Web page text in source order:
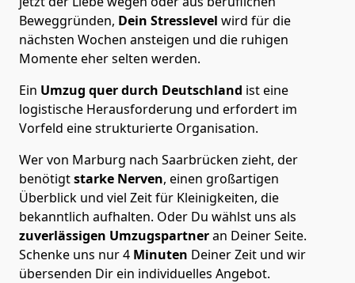
Beweggründen, Dein Stresslevel wird für die
nächsten Wochen ansteigen und die ruhigen
Momente eher selten werden.
Ein Umzug quer durch Deutschland ist eine
logistische Herausforderung und erfordert im
Vorfeld eine strukturierte Organisation.
Wer von Marburg nach Saarbrücken zieht, der
benötigtstarke Nerven, einen großartigen
Überblick und viel Zeit für Kleinigkeiten, die
bekanntlich aufhalten. Oder Du wählst uns als
zuverlässigen Umzugspartneran Deiner Seite.
Schenke uns nur4 Minuten Deiner Zeit und wir
übersenden Dir ein individuelles Angebot.